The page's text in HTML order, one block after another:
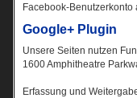
Facebook-Benutzerkonto
Google+ Plugin
Unsere Seiten nutzen
1600 Amphitheatre
Erfassung und